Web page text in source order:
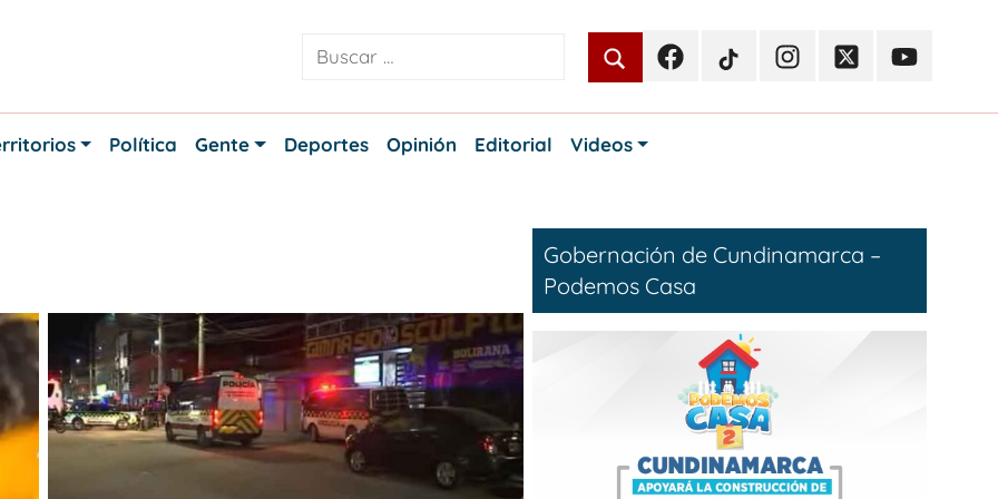
FacebookTikTokInstagramTwitterYoutube
Política Gente Deportes Opinión Editorial Videos
Gobernación de Cundinamarca –
Podemos Casa